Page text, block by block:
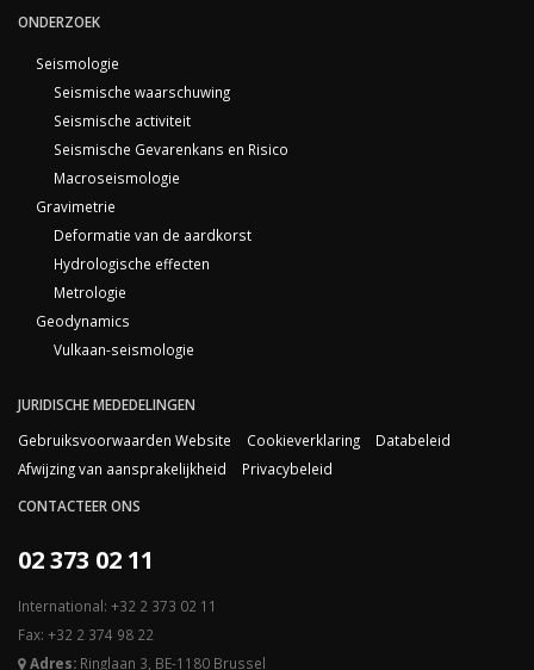
ONDERZOEK
Seismologie
Seismische waarschuwing
Seismische activiteit
Seismische Gevarenkans en Risico
Macroseismologie
Gravimetrie
Deformatie van de aardkorst
Hydrologische effecten
Metrologie
Geodynamics
Vulkaan-seismologie
JURIDISCHE MEDEDELINGEN
Gebruiksvoorwaarden Website
Cookieverklaring
Databeleid
Afwijzing van aansprakelijkheid
Privacybeleid
CONTACTEER ONS
02 373 02 11
International: +32 2 373 02 11
Fax: +32 2 374 98 22
Adres: Ringlaan 3, BE-1180 Brussel